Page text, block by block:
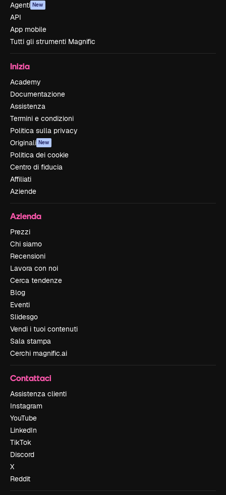
Agenti New
API
App mobile
Tutti gli strumenti Magnific
Inizia
Academy
Documentazione
Assistenza
Termini e condizioni
Politica sulla privacy
Originali New
Politica dei cookie
Centro di fiducia
Affiliati
Aziende
Azienda
Prezzi
Chi siamo
Recensioni
Lavora con noi
Cerca tendenze
Blog
Eventi
Slidesgo
Vendi i tuoi contenuti
Sala stampa
Cerchi magnific.ai
Contattaci
Assistenza clienti
Instagram
YouTube
LinkedIn
TikTok
Discord
X
Reddit